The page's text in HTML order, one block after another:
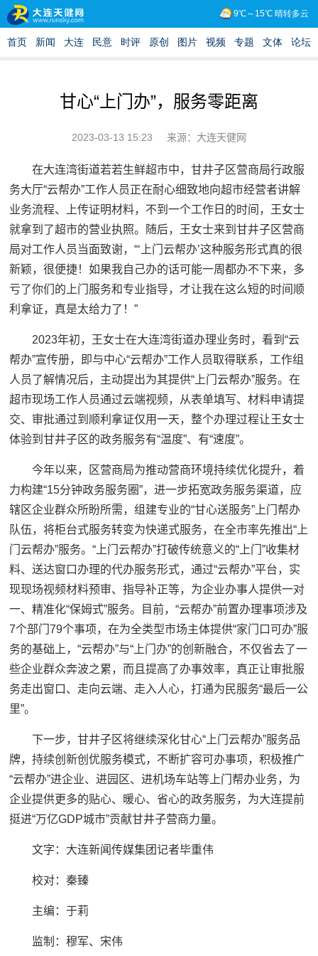
甘心“上门办”，服务零距离
2023-03-13 15:23 来源：大连天健网
在大连湾街道若若生鲜超市中，甘井子区营商局行政服
务大厅“云帮办”工作人员正在耐心细致地向超市经营者讲解
业务流程、上传证明材料，不到一个工作日的时间，王女士
就拿到了超市的营业执照。随后，王女士来到甘井子区营商
局对工作人员当面致谢，“‘上门云帮办’这种服务形式真的很
新颖，很便捷！如果我自己办的话可能一周都办不下来，多
亏了你们的上门服务和专业指导，才让我在这么短的时间顺
利拿证，真是太给力了！”
2023年初，王女士在大连湾街道办理业务时，看到“云
帮办”宣传册，即与中心“云帮办”工作人员取得联系，工作组
人员了解情况后，主动提出为其提供“上门云帮办”服务。在
超市现场工作人员通过云端视频，从表单填写、材料申请提
交、审批通过到顺利拿证仅用一天，整个办理过程让王女士
体验到甘井子区的政务服务有“温度”、有“速度”。
今年以来，区营商局为推动营商环境持续优化提升，着
力构建“15分钟政务服务圈”，进一步拓宽政务服务渠道，应
辖区企业群众所盼所需，组建专业的“甘心送服务”上门帮办
队伍，将柜台式服务转变为快递式服务，在全市率先推出“上
门云帮办”服务。“上门云帮办”打破传统意义的“上门”收集材
料、送达窗口办理的代办服务形式，通过“云帮办”平台，实
现现场视频材料预审、指导补正等，为企业办事人提供一对
一、精准化“保姆式”服务。目前，“云帮办”前置办理事项涉及
7个部门79个事项，在为全类型市场主体提供“家门口可办”服
务的基础上，“云帮办”与“上门办”的创新融合，不仅省去了一
些企业群众奔波之累，而且提高了办事效率，真正让审批服
务走出窗口、走向云端、走入人心，打通为民服务“最后一公
里”。
下一步，甘井子区将继续深化甘心“上门云帮办”服务品
牌，持续创新创优服务模式，不断扩容可办事项，积极推广
“云帮办”进企业、进园区、进机场车站等上门帮办业务，为
企业提供更多的贴心、暖心、省心的政务服务，为大连提前
挺进“万亿GDP城市”贡献甘井子营商力量。
文字：大连新闻传媒集团记者毕重伟
校对：秦臻
主编：于莉‍‍‍
监制：穆军、宋伟